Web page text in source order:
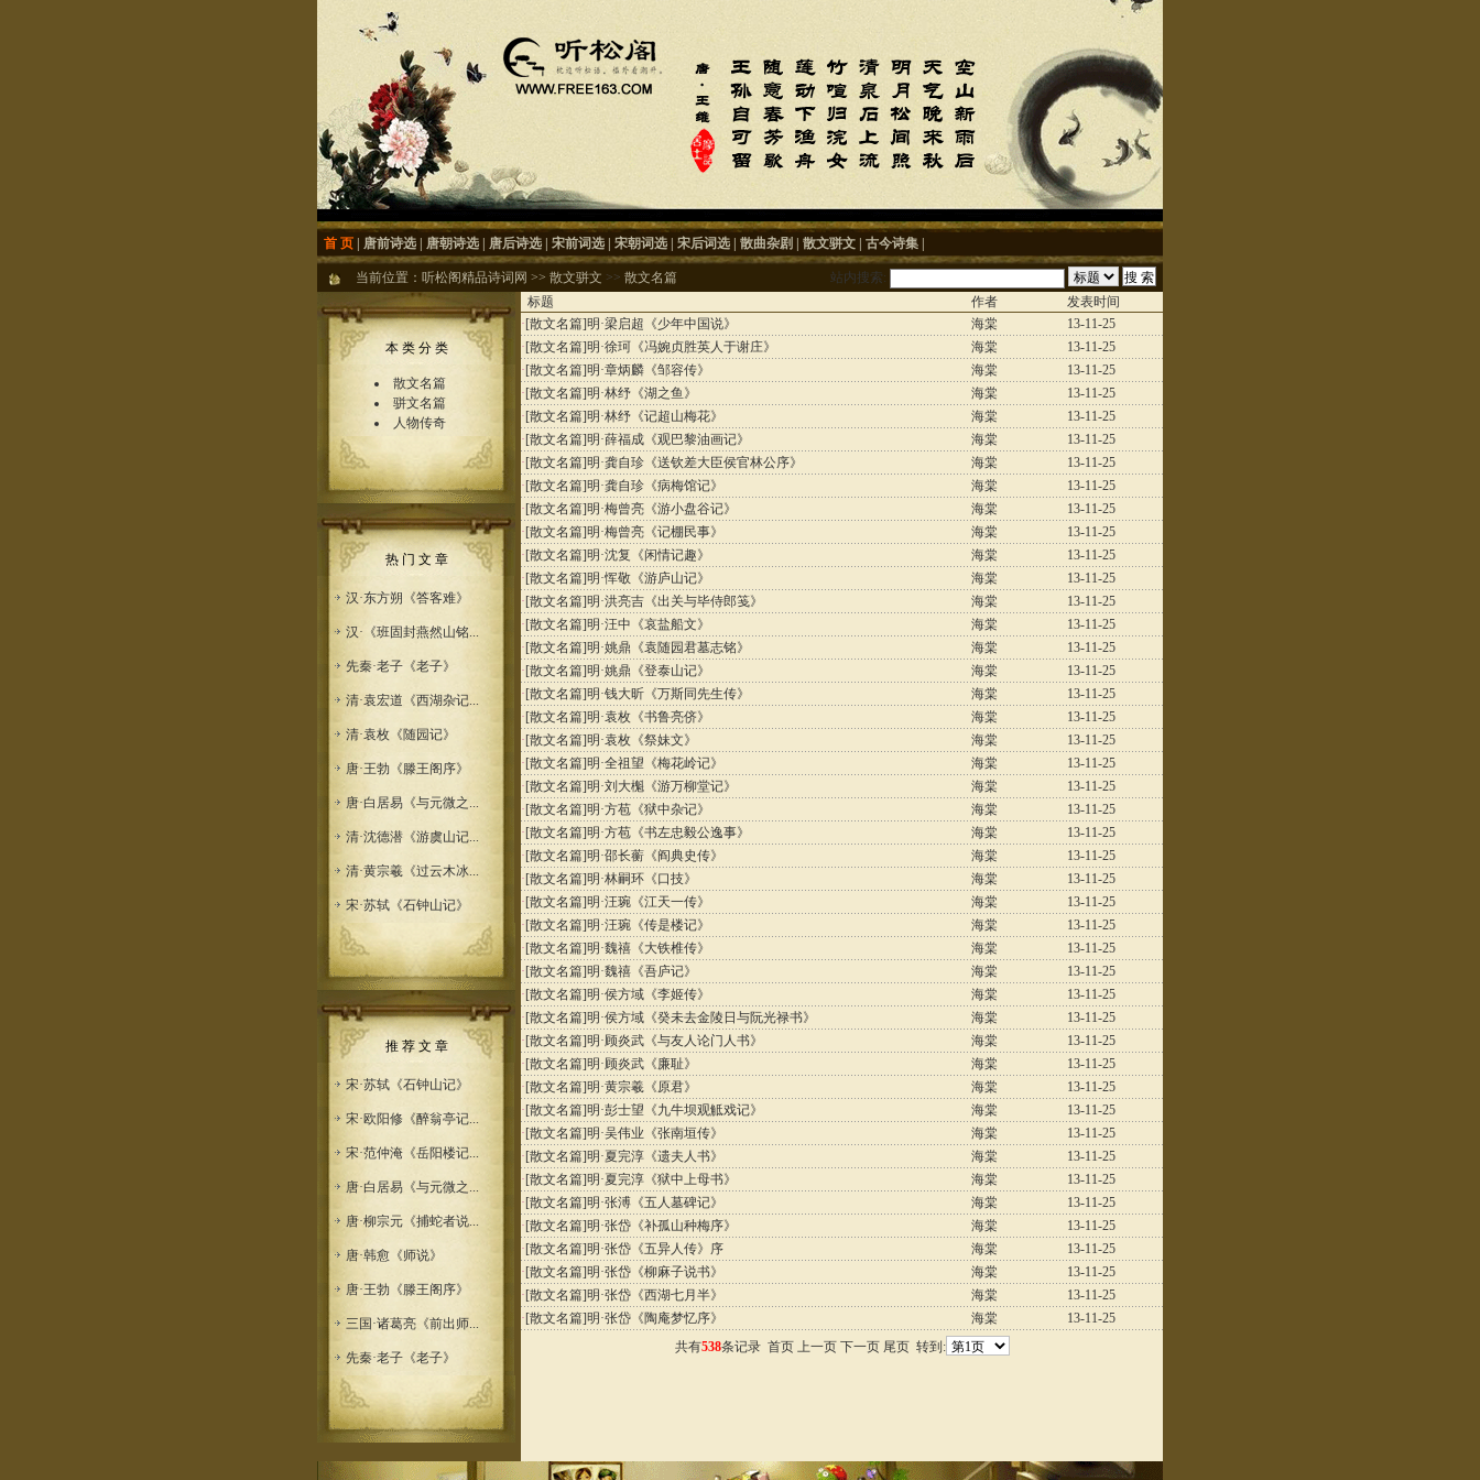
首 页 唐前诗选 唐朝诗选 唐后诗选 宋前词选 宋朝词选 宋后词选 散曲杂剧 散文骈文 古今诗集
当前位置： 听松阁精品诗词网 >> 散文骈文 >> 散文名篇 站内搜索:
本 类 分 类
散文名篇
骈文名篇
人物传奇
热 门 文 章
汉·东方朔《答客难》
汉·《班固封燕然山铭...
先秦·老子《老子》
清·袁宏道《西湖杂记...
清·袁枚《随园记》
唐·王勃《滕王阁序》
唐·白居易《与元微之...
清·沈德潜《游虞山记...
清·黄宗羲《过云木冰...
宋·苏轼《石钟山记》
推 荐 文 章
宋·苏轼《石钟山记》
宋·欧阳修《醉翁亭记...
宋·范仲淹《岳阳楼记...
唐·白居易《与元微之...
唐·柳宗元《捕蛇者说...
唐·韩愈《师说》
唐·王勃《滕王阁序》
三国·诸葛亮《前出师...
先秦·老子《老子》
标题 作者
发表时间
·[散文名篇]明·梁启超《少年中国说》 海棠
13-11-25
·[散文名篇]明·徐珂《冯婉贞胜英人于谢庄》 海棠
13-11-25
·[散文名篇]明·章炳麟《邹容传》 海棠
13-11-25
·[散文名篇]明·林纾《湖之鱼》 海棠
13-11-25
·[散文名篇]明·林纾《记超山梅花》 海棠
13-11-25
·[散文名篇]明·薛福成《观巴黎油画记》 海棠
13-11-25
·[散文名篇]明·龚自珍《送钦差大臣侯官林公序》 海棠
13-11-25
·[散文名篇]明·龚自珍《病梅馆记》 海棠
13-11-25
·[散文名篇]明·梅曾亮《游小盘谷记》 海棠
13-11-25
·[散文名篇]明·梅曾亮《记棚民事》 海棠
13-11-25
·[散文名篇]明·沈复《闲情记趣》 海棠
13-11-25
·[散文名篇]明·恽敬《游庐山记》 海棠
13-11-25
·[散文名篇]明·洪亮吉《出关与毕侍郎笺》 海棠
13-11-25
·[散文名篇]明·汪中《哀盐船文》 海棠
13-11-25
·[散文名篇]明·姚鼎《袁随园君墓志铭》 海棠
13-11-25
·[散文名篇]明·姚鼎《登泰山记》 海棠
13-11-25
·[散文名篇]明·钱大昕《万斯同先生传》 海棠
13-11-25
·[散文名篇]明·袁枚《书鲁亮侪》 海棠
13-11-25
·[散文名篇]明·袁枚《祭妹文》 海棠
13-11-25
·[散文名篇]明·全祖望《梅花岭记》 海棠
13-11-25
·[散文名篇]明·刘大櫆《游万柳堂记》 海棠
13-11-25
·[散文名篇]明·方苞《狱中杂记》 海棠
13-11-25
·[散文名篇]明·方苞《书左忠毅公逸事》 海棠
13-11-25
·[散文名篇]明·邵长蘅《阎典史传》 海棠
13-11-25
·[散文名篇]明·林嗣环《口技》 海棠
13-11-25
·[散文名篇]明·汪琬《江天一传》 海棠
13-11-25
·[散文名篇]明·汪琬《传是楼记》 海棠
13-11-25
·[散文名篇]明·魏禧《大铁椎传》 海棠
13-11-25
·[散文名篇]明·魏禧《吾庐记》 海棠
13-11-25
·[散文名篇]明·侯方域《李姬传》 海棠
13-11-25
·[散文名篇]明·侯方域《癸未去金陵日与阮光禄书》 海棠
13-11-25
·[散文名篇]明·顾炎武《与友人论门人书》 海棠
13-11-25
·[散文名篇]明·顾炎武《廉耻》 海棠
13-11-25
·[散文名篇]明·黄宗羲《原君》 海棠
13-11-25
·[散文名篇]明·彭士望《九牛坝观觝戏记》 海棠
13-11-25
·[散文名篇]明·吴伟业《张南垣传》 海棠
13-11-25
·[散文名篇]明·夏完淳《遗夫人书》 海棠
13-11-25
·[散文名篇]明·夏完淳《狱中上母书》 海棠
13-11-25
·[散文名篇]明·张溥《五人墓碑记》 海棠
13-11-25
·[散文名篇]明·张岱《补孤山种梅序》 海棠
13-11-25
·[散文名篇]明·张岱《五异人传》序 海棠
13-11-25
·[散文名篇]明·张岱《柳麻子说书》 海棠
13-11-25
·[散文名篇]明·张岱《西湖七月半》 海棠
13-11-25
·[散文名篇]明·张岱《陶庵梦忆序》 海棠
13-11-25
共有538条记录 首页 上一页 下一页 尾页转到: